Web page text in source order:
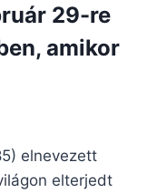
29-re
amikor
elnevezett
elterjedt